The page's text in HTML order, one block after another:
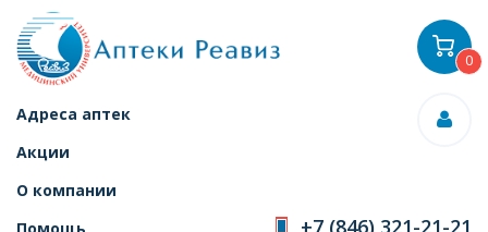
Адреса аптек
Акции
О компании
+7 (846) 321-21-21
0